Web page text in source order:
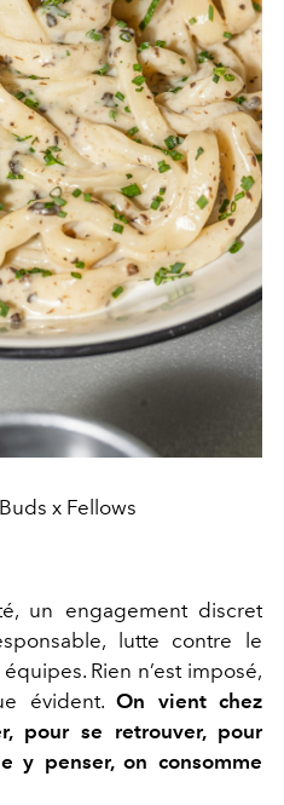
x Fellows
un engagement discret
lutte contre le
Rien n’est imposé,
évident.On vient chez
pour se retrouver, pour
y penser, on consomme